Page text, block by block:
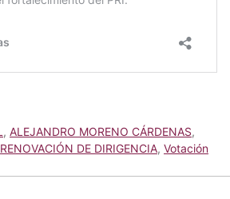
, ALEJANDRO MORENO CÁRDENAS,
RENOVACIÓN DE DIRIGENCIA, Votación